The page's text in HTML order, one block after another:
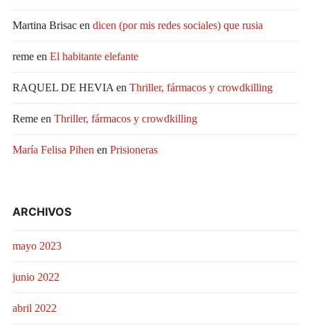
Martina Brisacen dicen (por mis redes sociales) que rusia
remeen El habitante elefante
RAQUEL DE HEVIA en Thriller, fármacos y crowdkilling
Remeen Thriller, fármacos y crowdkilling
María Felisa Pihen en Prisioneras
ARCHIVOS
mayo 2023
junio 2022
abril 2022